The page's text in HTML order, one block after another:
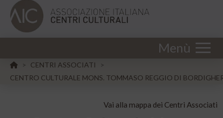
Menù
HOME
> CENTRI ASSOCIATI
>
CENTRO CULTURALE MONS. TOMMASO REGGIO DI
Vai alla mappa dei Centri Associati